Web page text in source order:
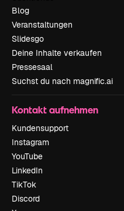
Blog
Veranstaltungen
Slidesgo
Deine Inhalte verkaufen
Pressesaal
Suchst du nach magnific.ai
Kontakt aufnehmen
Kundensupport
Instagram
YouTube
LinkedIn
TikTok
Discord